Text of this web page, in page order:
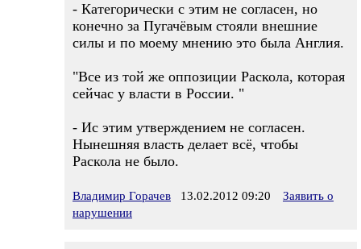
- Категорически с этим не согласен, но
конечно за Пугачёвым стояли внешние
силы и по моему мнению это была Англия.
"Все из той же оппозиции Раскола, которая
сейчас у власти в России. "
- Ис этим утверждением не согласен.
Нынешняя власть делает всё, чтобы
Раскола не было.
Владимир Горачев 13.02.2012 09:20
Заявить о
нарушении